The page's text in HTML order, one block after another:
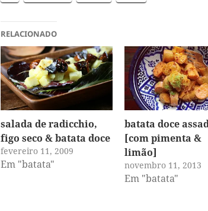
RELACIONADO
salada de radicchio,
figo seco & batata doce
fevereiro 11, 2009
Em "batata"
batata doce
[com pimenta &
limão]
novembro 11, 2013
Em "batata"